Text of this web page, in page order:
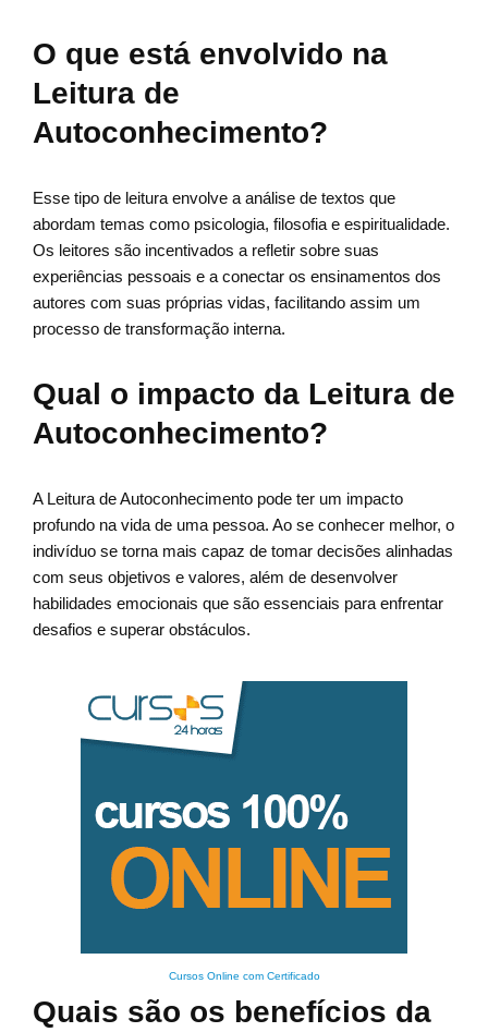
O que está envolvido na
Leitura de
Autoconhecimento?
Esse tipo de leitura envolve a análise de textos que
abordam temas como psicologia, filosofia e espiritualidade.
Os leitores são incentivados a refletir sobre suas
experiências pessoais e a conectar os ensinamentos dos
autores com suas próprias vidas, facilitando assim um
processo de transformação interna.
Qual o impacto da Leitura de
Autoconhecimento?
A Leitura de Autoconhecimento pode ter um impacto
profundo na vida de uma pessoa. Ao se conhecer melhor, o
indivíduo se torna mais capaz de tomar decisões alinhadas
com seus objetivos e valores, além de desenvolver
habilidades emocionais que são essenciais para enfrentar
desafios e superar obstáculos.
Cursos Online com Certificado
Quais são os benefícios da